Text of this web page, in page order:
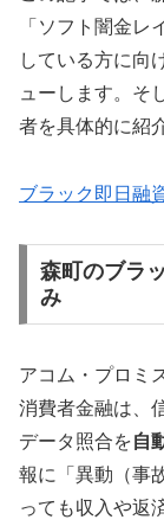
「ソフト闇金
している方に向
ューします。そ
者を具体的に紹
ブラック即日融
森町のブラ
み
アコム・プロミ
消費者金融は、
データ照合を自
報に「異動（事
っても収入や返